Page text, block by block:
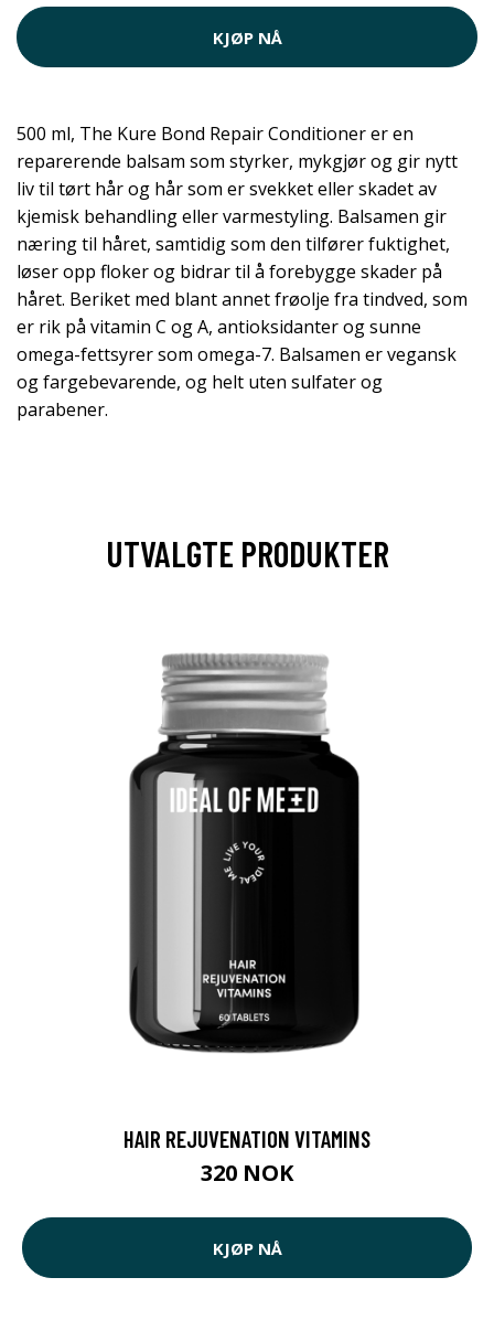
KJØP NÅ
500 ml, The Kure Bond Repair Conditioner er en
reparerende balsam som styrker, mykgjør og gir nytt
liv til tørt hår og hår som er svekket eller skadet av
kjemisk behandling eller varmestyling. Balsamen gir
næring til håret, samtidig som den tilfører fuktighet,
løser opp floker og bidrar til å forebygge skader på
håret. Beriket med blant annet frøolje fra tindved, som
er rik på vitamin C og A, antioksidanter og sunne
omega-fettsyrer som omega-7. Balsamen er vegansk
og fargebevarende, og helt uten sulfater og
parabener.
UTVALGTE PRODUKTER
HAIR REJUVENATION VITAMINS
320 NOK
KJØP NÅ